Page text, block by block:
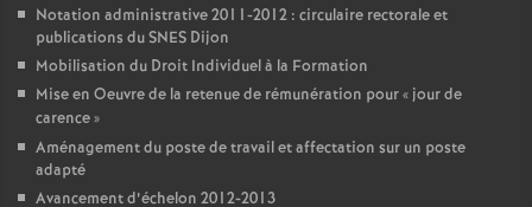
Notation administrative 2011-2012 : circulaire rectorale et
publications du SNES Dijon
Mobilisation du Droit Individuel à la Formation
Mise en Oeuvre de la retenue de rémunération pour «jour de
carence»
Aménagement du poste de travail et affectation sur un poste
adapté
Avancement d’échelon 2012-2013